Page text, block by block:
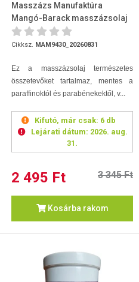
Masszázs Manufaktúra
Mangó-Barack masszázsolaj
250ml (2026.08.31)
Cikksz. MAM9430_20260831
Ez a masszázsolaj természetes
összetevőket tartalmaz, mentes a
paraffinoktól és parabénekektől, v...
Kifutó, már csak: 6 db
Lejárati dátum: 2026. aug.
31.
2 495 Ft 3 345 Ft
Kosárba rakom